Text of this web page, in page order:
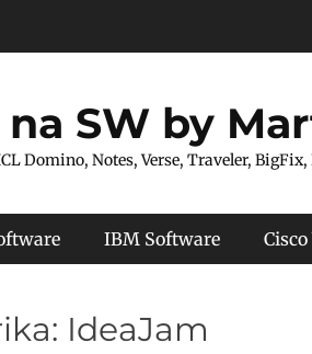
na SW by
Domino, Notes, Verse, Traveler, BigFix,
menu IBM Software
IdeaJam